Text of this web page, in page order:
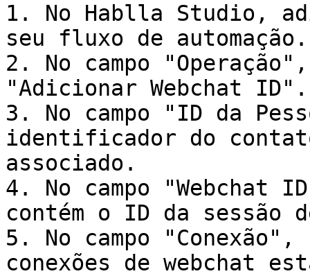
1. No Hablla Studio,
seu fluxo de automação.
2. No campo
"Adicionar Webchat ID".
3. No campo "ID da
identificador do
associado.
4. No campo
contém o ID da sessão
5. No campo
conexões de webchat